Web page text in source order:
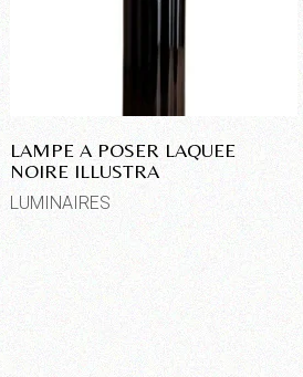
LAMPE A POSER LAQUEE
NOIRE ILLUSTRA
LUMINAIRES